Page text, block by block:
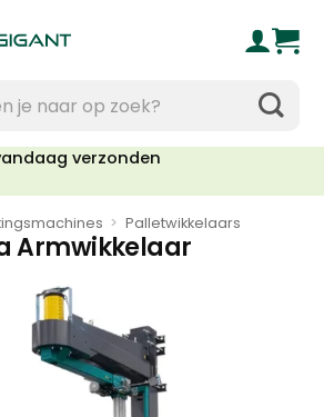
verzonden
> Palletwikkelaars
Armwikkelaar